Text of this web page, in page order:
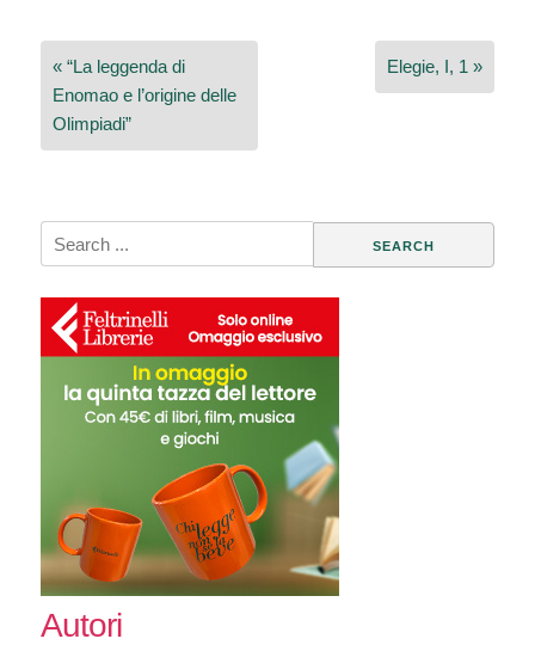
Navigazione
articoli
« “La leggenda di
Enomao e l’origine delle
Olimpiadi”
Elegie, I, 1 »
Search
for:
Autori